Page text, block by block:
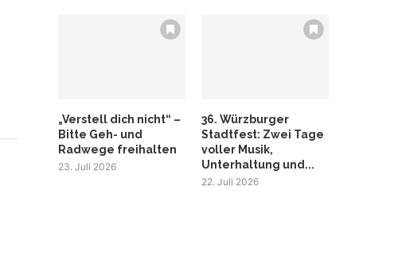
„Verstell dich nicht“ –
Bitte Geh- und
Radwege freihalten
23. Juli 2026
36. Würzburger
Stadtfest: Zwei Tage
voller Musik,
Unterhaltung und...
22. Juli 2026